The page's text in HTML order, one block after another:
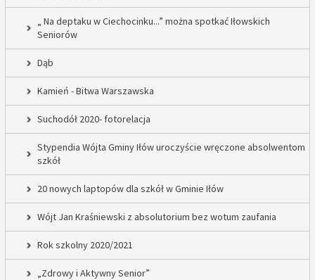
„ Na deptaku w Ciechocinku...” można spotkać Iłowskich
Seniorów
Dąb
Kamień - Bitwa Warszawska
Suchodół 2020- fotorelacja
Stypendia Wójta Gminy Iłów uroczyście wręczone absolwentom
szkół
20 nowych laptopów dla szkół w Gminie Iłów
Wójt Jan Kraśniewski z absolutorium bez wotum zaufania
Rok szkolny 2020/2021
„Zdrowy i Aktywny Senior”